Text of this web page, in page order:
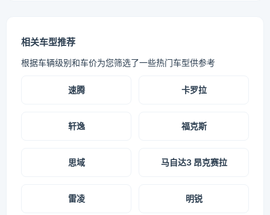
相关车型推荐
根据车辆级别和车价为您筛选了一些热门车型供参考
速腾 卡罗拉
轩逸 福克斯
思域 马自达3 昂克赛拉
雷凌 明锐